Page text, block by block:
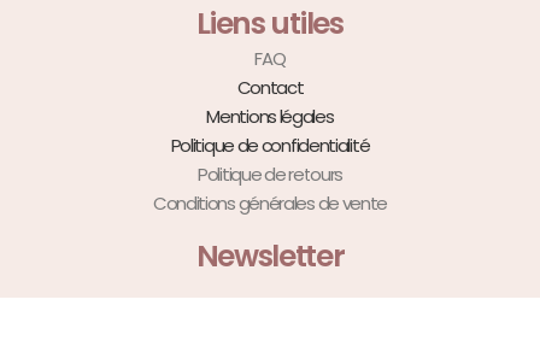
Liens utiles
FAQ
Contact
Mentions légales
Politique de confidentialité
Politique de retours
Conditions générales de vente
Newsletter